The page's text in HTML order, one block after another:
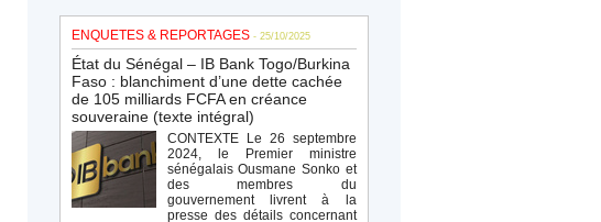
ENQUETES & REPORTAGES - 25/10/2025
État du Sénégal – IB Bank Togo/Burkina
Faso : blanchiment d’une dette cachée
de 105 milliards FCFA en créance
souveraine (texte intégral)
CONTEXTE Le 26 septembre
2024, le Premier ministre
sénégalais Ousmane Sonko et
des membres du
gouvernement livrent à la
presse des détails concernant